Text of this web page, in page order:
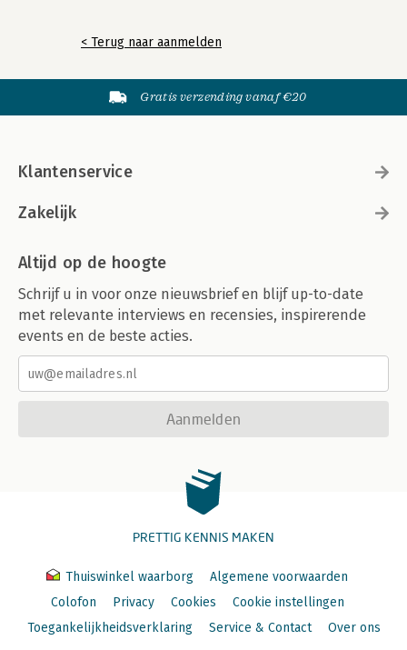
< Terug naar aanmelden
Gratis verzending vanaf €20
Klantenservice
Zakelijk
Altijd op de hoogte
Schrijf u in voor onze nieuwsbrief en blijf up-to-date
met relevante interviews en recensies, inspirerende
events en de beste acties.
Aanmelden
PRETTIG KENNIS MAKEN
Thuiswinkel waarborg
Algemene voorwaarden
Colofon
Privacy Cookies
Cookie instellingen
Toegankelijkheidsverklaring
Service & Contact Over ons